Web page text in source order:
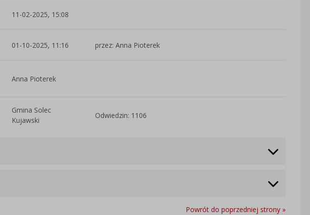
11-02-2025, 15:08
01-10-2025, 11:16 przez: Anna Pioterek
Anna Pioterek
Gmina Solec
Kujawski
Odwiedzin: 1106
Powrót do poprzedniej strony »